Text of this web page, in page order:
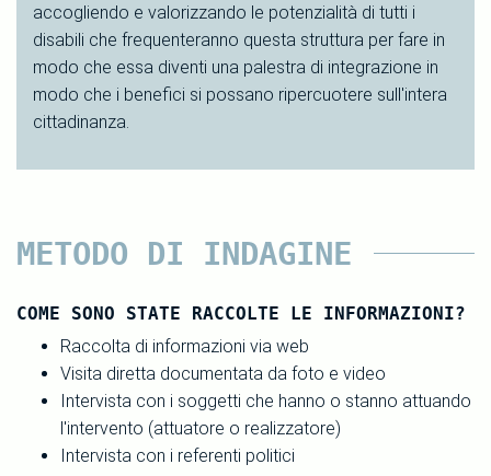
accogliendo e valorizzando le potenzialità di tutti i
disabili che frequenteranno questa struttura per fare in
modo che essa diventi una palestra di integrazione in
modo che i benefici si possano ripercuotere sull'intera
cittadinanza.
METODO DI INDAGINE
COME SONO STATE RACCOLTE LE INFORMAZIONI?
Raccolta di informazioni via web
Visita diretta documentata da foto e video
Intervista con i soggetti che hanno o stanno attuando
l'intervento (attuatore o realizzatore)
Intervista con i referenti politici